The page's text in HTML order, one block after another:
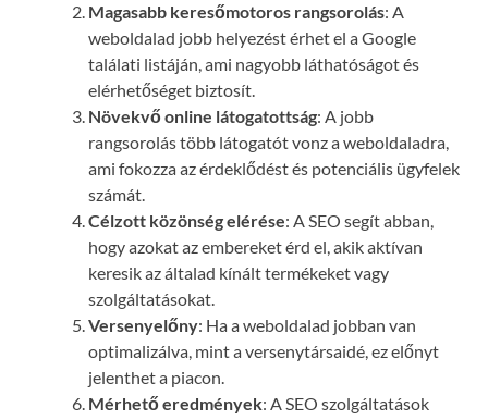
Magasabb keresőmotoros rangsorolás: A
weboldalad jobb helyezést érhet el a Google
találati listáján, ami nagyobb láthatóságot és
elérhetőséget biztosít.
Növekvő online látogatottság: A jobb
rangsorolás több látogatót vonz a weboldaladra,
ami fokozza az érdeklődést és potenciális ügyfelek
számát.
Célzott közönség elérése: A SEO segít abban,
hogy azokat az embereket érd el, akik aktívan
keresik az általad kínált termékeket vagy
szolgáltatásokat.
Versenyelőny: Ha a weboldalad jobban van
optimalizálva, mint a versenytársaidé, ez előnyt
jelenthet a piacon.
Mérhető eredmények: A SEO szolgáltatások